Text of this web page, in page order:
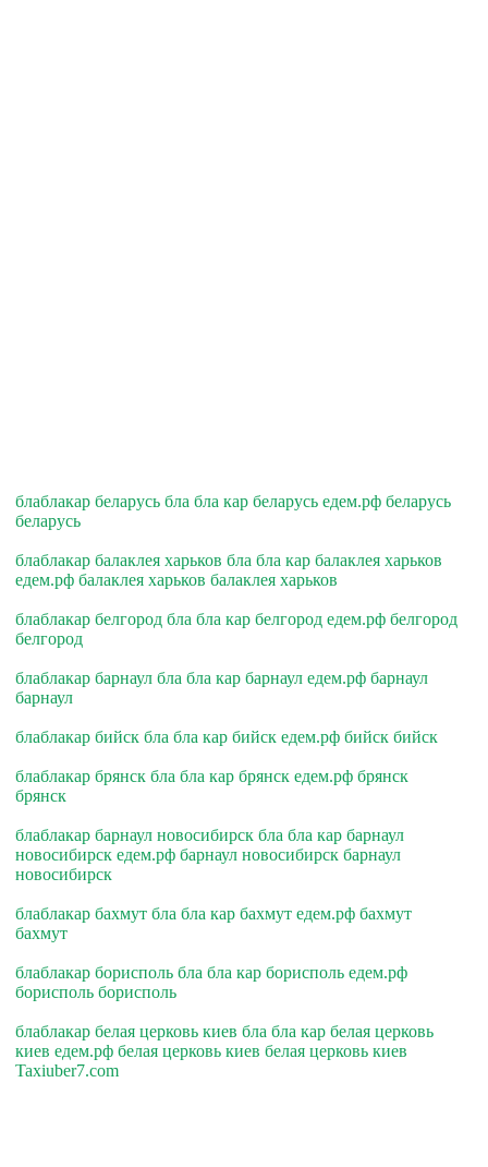
блаблакар беларусь бла бла кар беларусь едем.рф беларусь
беларусь
блаблакар балаклея харьков бла бла кар балаклея харьков
едем.рф балаклея харьков балаклея харьков
блаблакар белгород бла бла кар белгород едем.рф белгород
белгород
блаблакар барнаул бла бла кар барнаул едем.рф барнаул
барнаул
блаблакар бийск бла бла кар бийск едем.рф бийск бийск
блаблакар брянск бла бла кар брянск едем.рф брянск
брянск
блаблакар барнаул новосибирск бла бла кар барнаул
новосибирск едем.рф барнаул новосибирск барнаул
новосибирск
блаблакар бахмут бла бла кар бахмут едем.рф бахмут
бахмут
блаблакар борисполь бла бла кар борисполь едем.рф
борисполь борисполь
блаблакар белая церковь киев бла бла кар белая церковь
киев едем.рф белая церковь киев белая церковь киев
Taxiuber7.com